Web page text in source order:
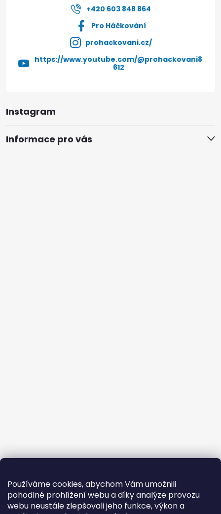
Používáme cookies, abychom Vám umožnili
pohodlné prohlížení webu a díky analýze provozu
webu neustále zlepšovali jeho funkce, výkon a
Instagram
Informace pro vás
+420 603 848 864
Pro Háčkování
prohackovani.cz/
https://www.youtube.com/@prohackovani8
612